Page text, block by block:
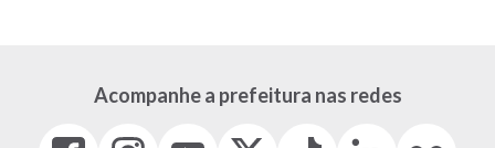
Acompanhe a prefeitura nas redes
FacebookInstagram
Tiktok
LinkedIn